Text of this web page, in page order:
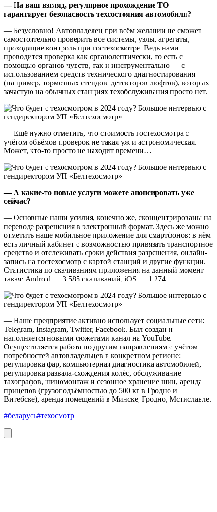
— На ваш взгляд, регулярное прохождение ТО
гарантирует безопасность техсостояния автомобиля?
— Безусловно! Автовладелец при всём желании не сможет
самостоятельно проверить все системы, узлы, агрегаты,
проходящие контроль при гостехосмотре. Ведь нами
проводится проверка как органолептически, то есть с
помощью органов чувств, так и инструментально — с
использованием средств технического диагностирования
(например, тормозных стендов, детекторов люфтов), которых
зачастую на обычных станциях техобслуживания просто нет.
— Ещё нужно отметить, что стоимость гостехосмотра с
учётом объёмов проверок не такая уж и астрономическая.
Может, кто-то просто не находит времени…
— А какие-то новые услуги можете анонсировать уже
сейчас?
— Основные наши усилия, конечно же, сконцентрированы на
переводе разрешения в электронный формат. Здесь же можно
отметить наше мобильное приложение для смартфонов: в нём
есть личный кабинет с возможностью привязать транспортное
средство и отслеживать сроки действия разрешения, онлайн-
запись на гостехосмотр с картой станций и другие функции.
Статистика по скачиваниям приложения на данный момент
такая: Android — 3 585 скачиваний, iOS — 1 274.
— Наше предприятие активно использует социальные сети:
Telegram, Instagram, Twitter, Facebook. Был создан и
наполняется новыми сюжетами канал на YouTube.
Осуществляется работа по другим направлениям с учётом
потребностей автовладельцев в конкретном регионе:
регулировка фар, компьютерная диагностика автомобилей,
регулировка развала-схождения колёс, обслуживание
тахографов, шиномонтаж и сезонное хранение шин, аренда
прицепов (грузоподъёмностью до 500 кг в Гродно и
Витебске), аренда помещений в Минске, Гродно, Мстиславле.
#беларусь#техосмотр